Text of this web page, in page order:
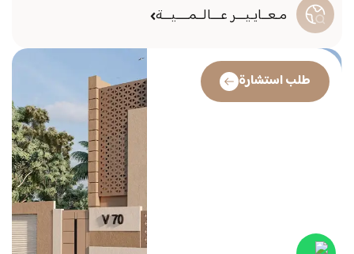
مـعــايـيـــر عـــالــمــــيـــة
طلب استشارة